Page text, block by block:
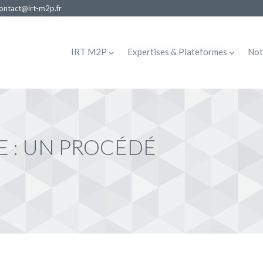
m2p.fr
IRT M2P Expertises & Plateformes
: UN PROCÉDÉ